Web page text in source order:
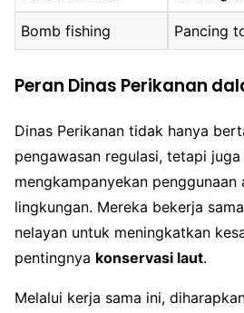
Bomb fishing Pancing
Peran Dinas Perikanan
Dinas Perikanan tidak hanya
pengawasan regulasi, tetapi
mengkampanyekan
lingkungan. Mereka bekerja
nelayan untuk meningkatkan
pentingnya konservasi laut.
Melalui kerja sama ini,